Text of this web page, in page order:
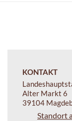
KONTAKT
Alter Markt 6
39104
Standort